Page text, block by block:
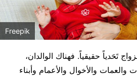
Freepik
تَحَدياً حقيقياً. فهناك الوالدان،
والعمات والأخوال والأعمام وأبناء